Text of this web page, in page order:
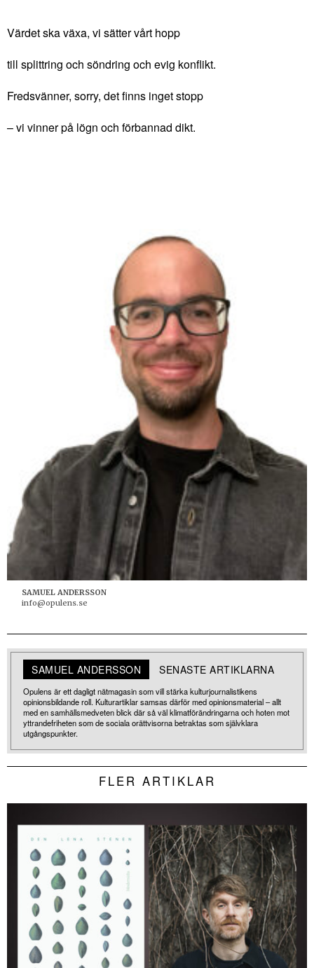
Värdet ska växa, vi sätter vårt hopp
till splittring och söndring och evig konflikt.
Fredsvänner, sorry, det finns inget stopp
– vi vinner på lögn och förbannad dikt.
SAMUEL ANDERSSON
info@opulens.se
SAMUEL ANDERSSON SENASTE ARTIKLARNA
Opulens är ett dagligt nätmagasin som vill stärka kulturjournalistikens
opinionsbildande roll. Kulturartiklar samsas därför med opinionsmaterial – allt
med en samhällsmedveten blick där så väl klimatförändringarna och hoten mot
yttrandefriheten som de sociala orättvisorna betraktas som självklara
utgångspunkter.
FLER ARTIKLAR